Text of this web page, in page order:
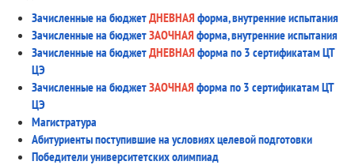
Зачисленные на бюджетДНЕВНАЯ форма, внутренние испытания
Зачисленные на бюджетЗАОЧНАЯ форма, внутренние испытания
Зачисленные на бюджетДНЕВНАЯ форма по 3 сертификатам ЦТ
ЦЭ
Зачисленные на бюджетЗАОЧНАЯ форма по 3 сертификатам ЦТ
ЦЭ
Магистратура
Абитуриенты поступившие на условиях целевой подготовки
Победители университетских олимпиад